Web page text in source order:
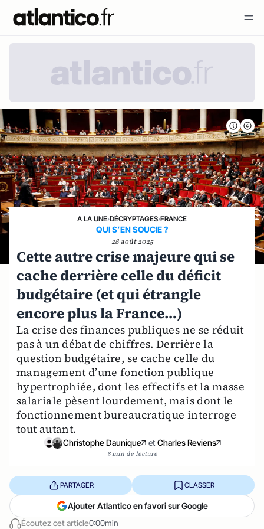
A LA UNE›DÉCRYPTAGES›FRANCE
QUI S’EN SOUCIE ?
28 août 2025
Cette autre crise majeure qui se
cache derrière celle du déficit
budgétaire (et qui étrangle
encore plus la France…)
La crise des finances publiques ne se réduit
pas à un débat de chiffres. Derrière la
question budgétaire, se cache celle du
management d’une fonction publique
hypertrophiée, dont les effectifs et la masse
salariale pèsent lourdement, mais dont le
fonctionnement bureaucratique interroge
tout autant.
Christophe Daunique et Charles Reviens
8 min de lecture
Écoutez cet article0:00min
PARTAGER CLASSER
Ajouter Atlantico en favori sur Google